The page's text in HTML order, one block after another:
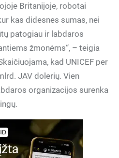
Britanijoje, robotai
kas didesnes sumas, nei
patogiau ir labdaros
žmonėms“, – teigia
kad UNICEF per
JAV dolerių. Vien
organizacijos surenka